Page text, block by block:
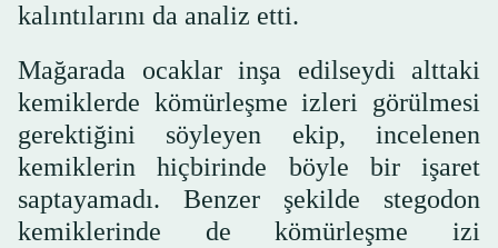
kalıntılarını da analiz etti.
Mağarada ocaklar inşa edilseydi alttaki
kemiklerde kömürleşme izleri görülmesi
gerektiğini söyleyen ekip, incelenen
kemiklerin hiçbirinde böyle bir işaret
saptayamadı. Benzer şekilde stegodon
kemiklerinde de kömürleşme izi